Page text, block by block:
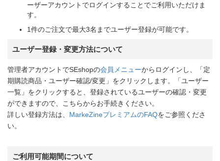
ーザーアカウントでログインすることでご利用いただけま
す。
1件のご注文で最大3名までユーザー登録が可能です。
ユーザー登録・変更方法について
管理者アカウントでSEshopの会員メニューからログインし、「定
期購読商品・ユーザー確認/変更」をクリックします。「ユーザー
一覧」をクリックすると、登録されているユーザーの確認・変更
ができますので、こちらからお手続きください。
詳しい登録方法は、 MarkeZineプレミアムのFAQをご参照くださ
い。
ご利用可能期間について